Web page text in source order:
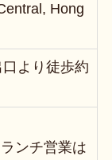
Hong
より徒歩約
ンチ営業は